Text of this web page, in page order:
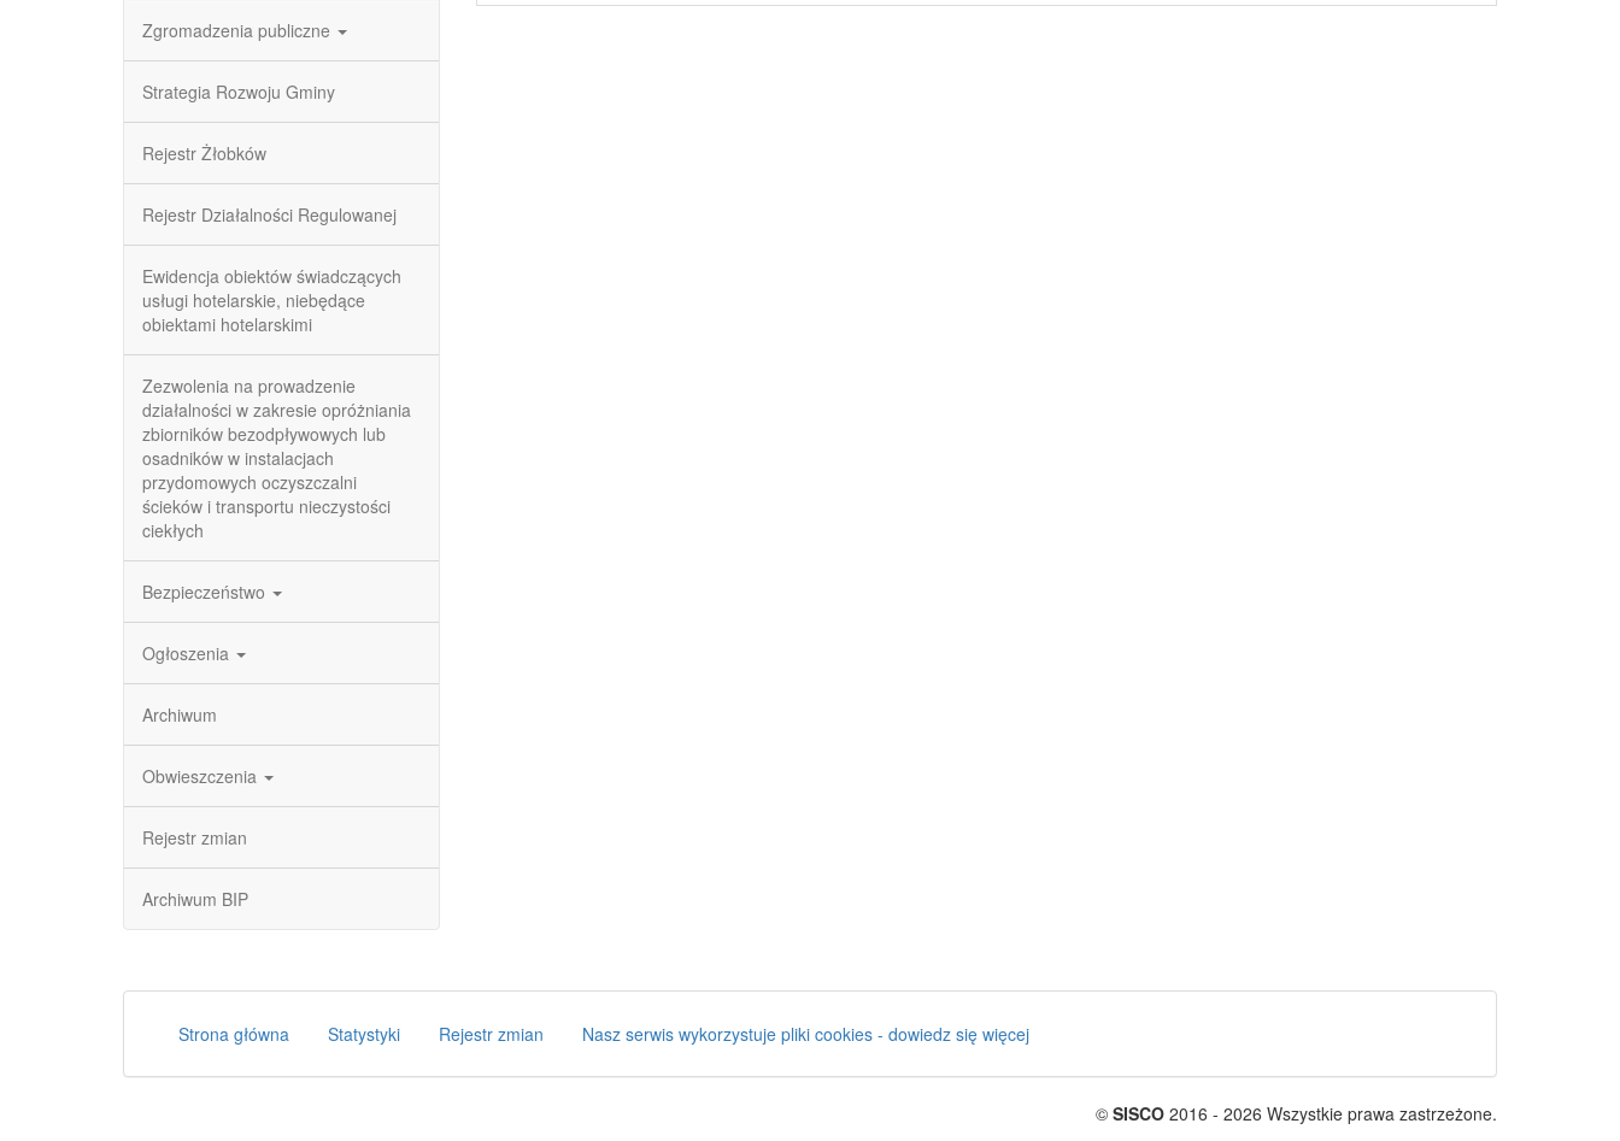
Zgromadzenia publiczne
Strategia Rozwoju Gminy
Rejestr Żłobków
Rejestr Działalności Regulowanej
Ewidencja obiektów świadczących
usługi hotelarskie, niebędące
obiektami hotelarskimi
Zezwolenia na prowadzenie
działalności w zakresie opróżniania
zbiorników bezodpływowych lub
osadników w instalacjach
przydomowych oczyszczalni
ścieków i transportu nieczystości
ciekłych
Bezpieczeństwo
Ogłoszenia
Archiwum
Obwieszczenia
Rejestr zmian
Archiwum BIP
Strona główna Statystyki Rejestr zmian Nasz serwis wykorzystuje pliki cookies - dowiedz się więcej
© SISCO 2016 - 2026 Wszystkie prawa zastrzeżone.